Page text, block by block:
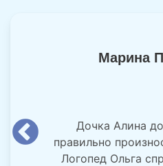
Марина
Дочка Алина
правильно
Логопед Ольга